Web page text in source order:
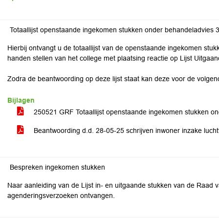
Totaallijst openstaande ingekomen stukken onder behandeladvies 3
Hierbij ontvangt u de totaallijst van de openstaande ingekomen
handen stellen van het college met plaatsing reactie op Lijst
Zodra de beantwoording op deze lijst staat kan deze voor de
Bijlagen
250521 GRF Totaallijst openstaande ingekomen stukken
Beantwoording d.d. 28-05-25 schrijven inwoner inzake
Bespreken ingekomen stukken
Naar aanleiding van de Lijst in- en uitgaande stukken van de Raad
agenderingsverzoeken ontvangen.